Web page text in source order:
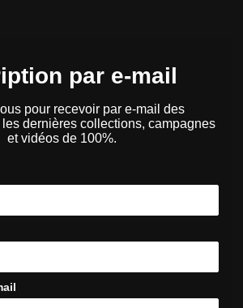
par e-mail
pour recevoir par e-mail des
dernières collections, campagnes
et vidéos de 100%.